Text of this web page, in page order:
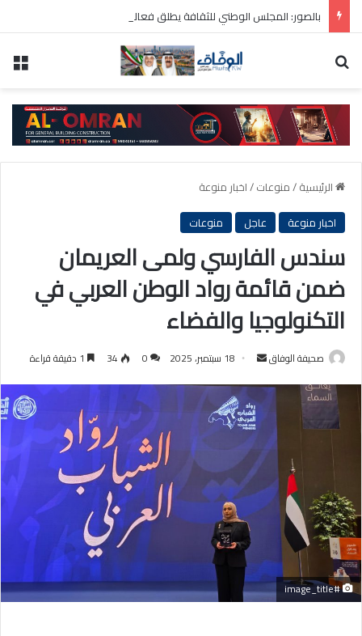
الرئيسية/منوعات/اخبار منوعة
اخبار منوعة
عاجل منوعات
سندس الفارسي ولمى العريمان
ضمن قائمة رواد الوطن العربي في
التكنولوجيا والفضاء
صحيفة الوفاق
أرسل
إلكترونيا
18 سبتمبر، 2025 0
34
#image_title